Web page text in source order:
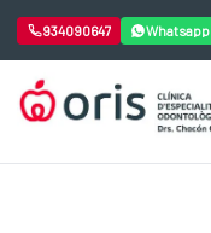
934090647 Whatsapp